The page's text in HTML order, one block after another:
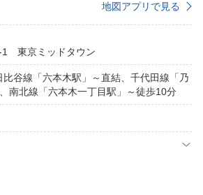
地図アプリで見る
1 東京ミッドタウン
谷線「六本木駅」～直結、千代田線「乃
南北線「六本木一丁目駅」～徒歩10分